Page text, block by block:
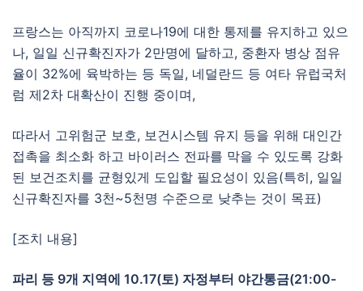
프랑스는 아직까지 코로나19에 대한 통제를 유지하고 있으
나, 일일 신규확진자가 2만명에 달하고, 중환자 병상 점유
율이 32%에 육박하는 등 독일, 네덜란드 등 여타 유럽국처
럼 제2차 대확산이 진행 중이며,
따라서 고위험군 보호, 보건시스템 유지 등을 위해 대인간
접촉을 최소화 하고 바이러스 전파를 막을 수 있도록 강화
된 보건조치를 균형있게 도입할 필요성이 있음(특히, 일일
신규확진자를 3천~5천명 수준으로 낮추는 것이 목표)
[조치 내용]
파리 등 9개 지역에 10.17(토) 자정부터 야간통금(21:00-